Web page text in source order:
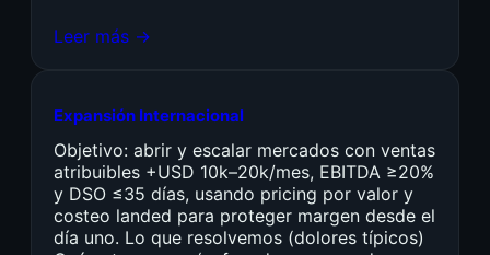
Leer más →
Expansión Internacional
Objetivo: abrir y escalar mercados con ventas
atribuibles +USD 10k–20k/mes, EBITDA ≥20%
y DSO ≤35 días, usando pricing por valor y
costeo landed para proteger margen desde el
día uno. Lo que resolvemos (dolores típicos)